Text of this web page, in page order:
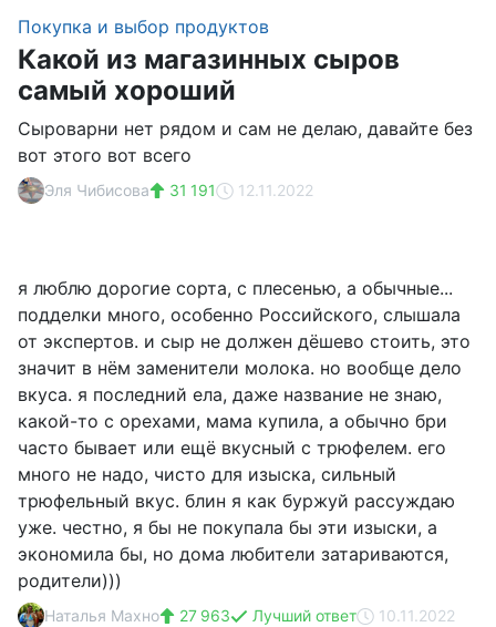
Покупка и выбор продуктов
Какой из магазинных сыров
самый хороший
Сыроварни нет рядом и сам не делаю, давайте без
вот этого вот всего
Эля Чибисова 31 191 12.11.2022
я люблю дорогие сорта, с плесенью, а обычные...
подделки много, особенно Российского, слышала
от экспертов. и сыр не должен дёшево стоить, это
значит в нём заменители молока. но вообще дело
вкуса. я последний ела, даже название не знаю,
какой-то с орехами, мама купила, а обычно бри
часто бывает или ещё вкусный с трюфелем. его
много не надо, чисто для изыска, сильный
трюфельный вкус. блин я как буржуй рассуждаю
уже. честно, я бы не покупала бы эти изыски, а
экономила бы, но дома любители затариваются,
родители)))
Наталья Махно 27 963 Лучший ответ 10.11.2022